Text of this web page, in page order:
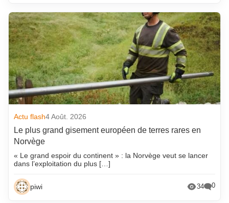
Actu flash4 Août. 2026
Le plus grand gisement européen de terres rares en
Norvège
« Le grand espoir du continent » : la Norvège veut se lancer
dans l’exploitation du plus […]
piwi 34 0